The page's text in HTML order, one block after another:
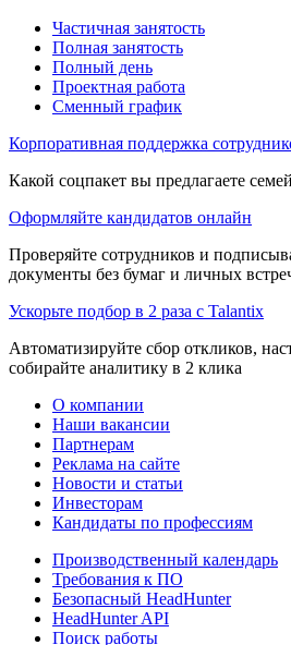
Частичная занятость
Полная занятость
Полный день
Проектная работа
Сменный график
Корпоративная поддержка
Какой соцпакет вы предлагаете
Оформляйте кандидатов онлайн
Проверяйте сотрудников и
документы без бумаг и личных
Ускорьте подбор в 2 раза с Talantix
Автоматизируйте сбор откликов,
собирайте аналитику в 2 клика
О компании
Наши вакансии
Партнерам
Реклама на сайте
Новости и статьи
Инвесторам
Кандидаты по профессиям
Производственный календарь
Требования к ПО
Безопасный HeadHunter
HeadHunter API
Поиск работы